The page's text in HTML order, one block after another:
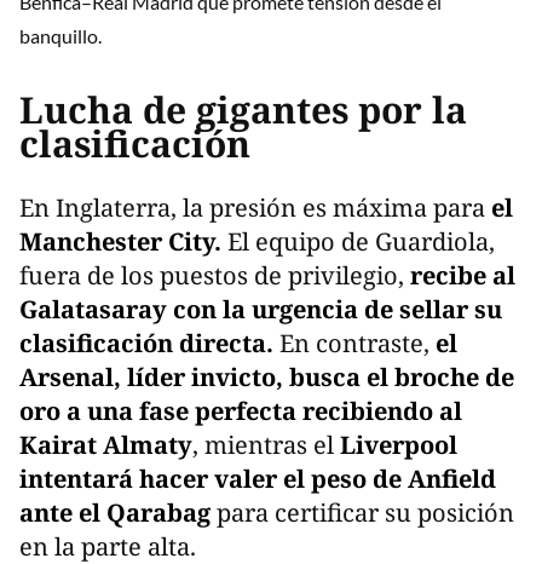
banquillo.
Lucha de gigantes por la
clasificación
En Inglaterra, la presión es máxima para el
Manchester City. El equipo de Guardiola,
fuera de los puestos de privilegio, recibe al
Galatasaray con la urgencia de sellar su
clasificación directa. En contraste, el
Arsenal, líder invicto, busca el broche de
oro a una fase perfecta recibiendo al
Kairat Almaty, mientras elLiverpool
intentará hacer valer el peso de Anfield
ante el Qarabagpara certificar su posición
en la parte alta.